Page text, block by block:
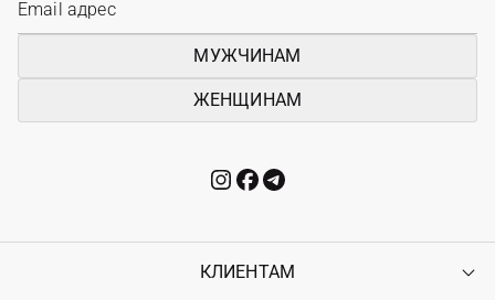
МУЖЧИНАМ
ЖЕНЩИНАМ
КЛИЕНТАМ